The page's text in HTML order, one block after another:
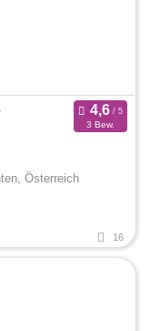
3 Bew.
Österreich
16